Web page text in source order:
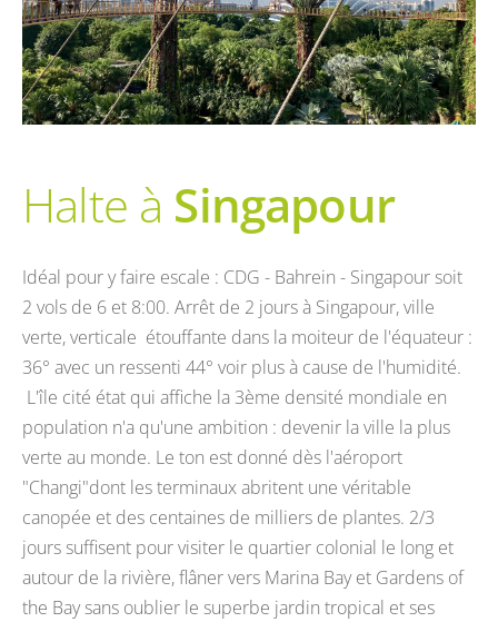
Halte à Singapour
Idéal pour y faire escale : CDG - Bahrein - Singapour soit
2 vols de 6 et 8:00. Arrêt de 2 jours à Singapour, ville
verte, verticale étouffante dans la moiteur de l'équateur :
36° avec un ressenti 44° voir plus à cause de l'humidité.
L'île cité état qui affiche la 3ème densité mondiale en
population n'a qu'une ambition : devenir la ville la plus
verte au monde. Le ton est donné dès l'aéroport
"Changi"dont les terminaux abritent une véritable
canopée et des centaines de milliers de plantes. 2/3
jours suffisent pour visiter le quartier colonial le long et
autour de la rivière, flâner vers Marina Bay et Gardens of
the Bay sans oublier le superbe jardin tropical et ses